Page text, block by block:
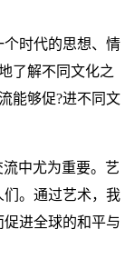
个时代的思想、情
了解不同文化之
能够促?进不同文
流中尤为重要。艺
。通过艺术，我
进全球的和平与